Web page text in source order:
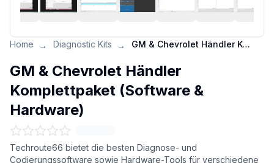
Home → Diagnostic Kits → GM & Chevrolet Händler Komplettpaket (Software & Hardware)
GM & Chevrolet Händler
Komplettpaket (Software &
Hardware)
Techroute66 bietet die besten Diagnose- und
Codierungssoftware sowie Hardware-Tools für verschiedene